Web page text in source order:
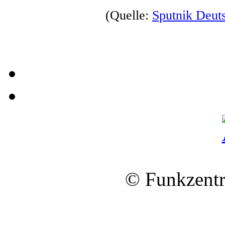
(Quelle: Sputnik
©